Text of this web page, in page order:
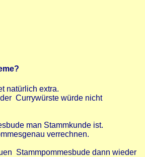
natürlich extra.
Currywürste würde nicht
man Stammkunde ist.
verrechnen.
Stammpommesbude dann wieder